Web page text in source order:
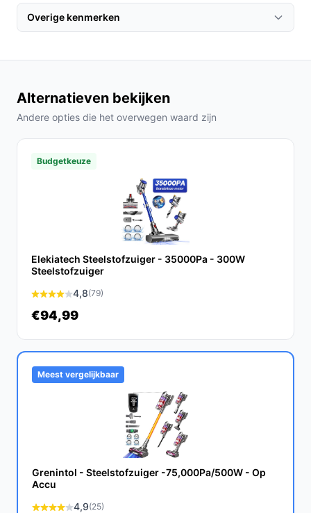
opgeladen voordat je begint. Kies het juiste opzetstuk
afhankelijk van de schoonmaaktaak en je bent klaar om
Gebruikstijd: Tot 60 minuten, wat betekent dat je
een hele verdieping kunt stofzuigen zonder
heb je voldoende ruimte voor stof en vuil, wat
minder vaak legen betekent.
Veelgestelde vragen
Hoe lang gaat dit product mee?
De Zedar S600+ is ontworpen voor langdurig gebruik,
oplaadcycli.
Ja, met de turboborstel kun je moeiteloos honden- en
kattenhaar van diverse oppervlakken verwijderen.
Wat zijn de belangrijkste verschillen met andere
draadloze stofzuigers?
De Zedar S600+ biedt een krachtige motor en een lange
gebruiksduur, terwijl veel concurrenten tekortschieten
op deze gebieden.
Conclusie
Overige kenmerken
Alternatieven bekijken
Andere opties die het overwegen waard zijn
Budgetkeuze
Elekiatech Steelstofzuiger - 35000Pa - 300W
Steelstofzuiger
4,8(79)
€94,99
Meest vergelijkbaar
Grenintol - Steelstofzuiger -75,000Pa/500W - Op
Accu
4,9(25)